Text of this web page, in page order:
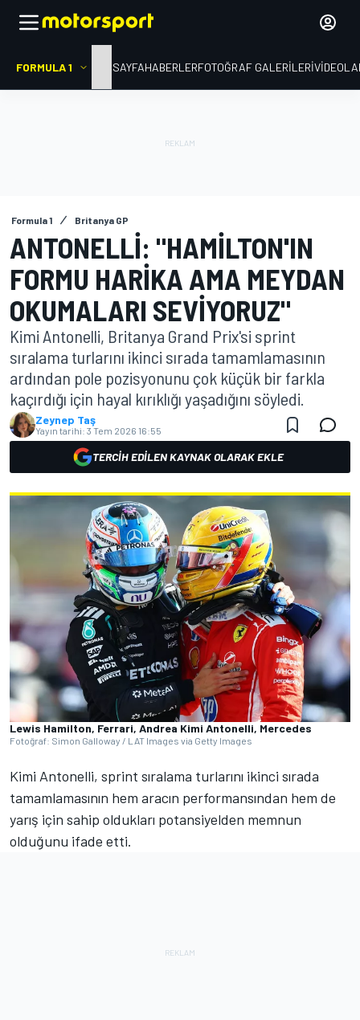
FORMULA 1 ANA SAYFAHABERLERFOTOĞRAF GALERILERI
Formula 1 Britanya GP
ANTONELLI: "HAMILTON'IN
FORMU HARIKA AMA MEYDAN
OKUMALARI SEVIYORUZ"
Kimi Antonelli, Britanya Grand Prix'si sprint
sıralama turlarını ikinci sırada tamamlamasının
ardından pole pozisyonunu çok küçük bir farkla
kaçırdığı için hayal kırıklığı yaşadığını söyledi.
Zeynep Taş
Yayın tarihi: 3 Tem 2026 16:55
TERCIH EDILEN KAYNAK OLARAK EKLE
Lewis Hamilton, Ferrari, Andrea Kimi Antonelli, Mercedes
Fotoğraf: Simon Galloway / LAT Images via Getty Images
Kimi Antonelli, sprint sıralama turlarını ikinci sırada
tamamlamasının hem aracın performansından hem de
yarış için sahip oldukları potansiyelden memnun
olduğunu ifade etti.